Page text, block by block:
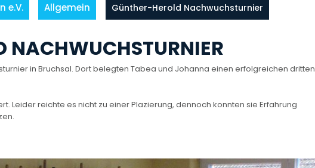
e.V. Allgemein Günther-Herold Nachwuchsturnier
NACHWUCHSTURNIER
in Bruchsal. Dort belegten Tabea und Johanna einen erfolgreichen dritten
Leider reichte es nicht zu einer Plazierung, dennoch konnten sie Erfahrung